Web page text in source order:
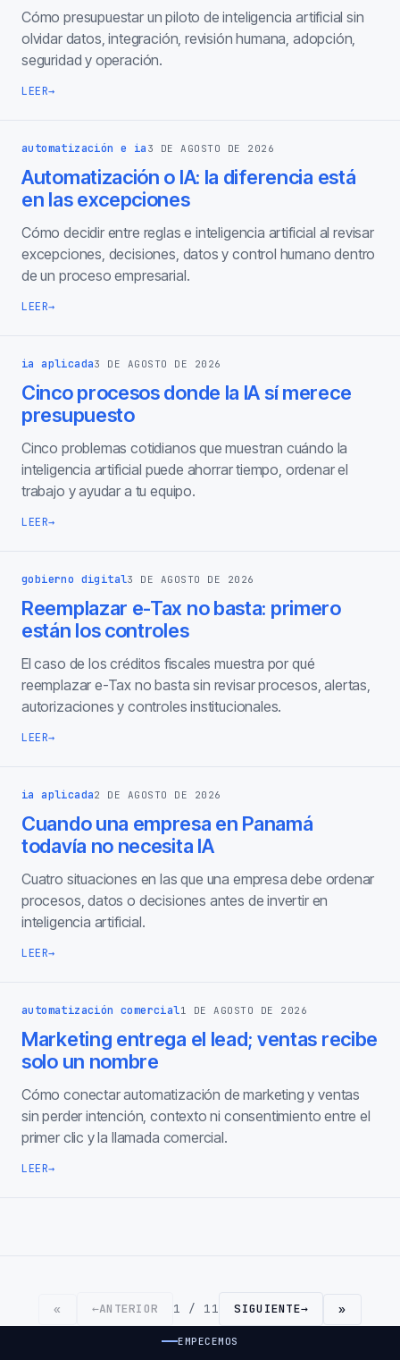
Cómo presupuestar un piloto de inteligencia artificial sin
olvidar datos, integración, revisión humana, adopción,
seguridad y operación.
LEER→
automatización e ia 3 DE AGOSTO DE 2026
Automatización o IA: la diferencia está
en las excepciones
Cómo decidir entre reglas e inteligencia artificial al revisar
excepciones, decisiones, datos y control humano dentro
de un proceso empresarial.
LEER→
ia aplicada3 DE AGOSTO DE 2026
Cinco procesos donde la IA sí merece
presupuesto
Cinco problemas cotidianos que muestran cuándo la
inteligencia artificial puede ahorrar tiempo, ordenar el
trabajo y ayudar a tu equipo.
LEER→
gobierno digital3 DE AGOSTO DE 2026
Reemplazar e-Tax no basta: primero
están los controles
El caso de los créditos fiscales muestra por qué
reemplazar e-Tax no basta sin revisar procesos, alertas,
autorizaciones y controles institucionales.
LEER→
ia aplicada2 DE AGOSTO DE 2026
Cuando una empresa en Panamá
todavía no necesita IA
Cuatro situaciones en las que una empresa debe ordenar
procesos, datos o decisiones antes de invertir en
inteligencia artificial.
LEER→
automatización comercial1 DE AGOSTO DE 2026
Marketing entrega el lead; ventas recibe
solo un nombre
Cómo conectar automatización de marketing y ventas
sin perder intención, contexto ni consentimiento entre el
primer clic y la llamada comercial.
LEER→
« ←ANTERIOR 1 / 11 SIGUIENTE→ »
EMPECEMOS